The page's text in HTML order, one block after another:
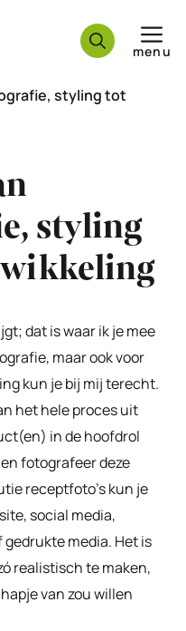
menu
styling tot
styling
dat is waar ik je mee
maar ook voor
kun je bij mij terecht.
het hele proces uit
in de hoofdrol
fotografeer deze
receptfoto’s kun je
social media,
media. Het is
realistisch te maken,
van zou willen